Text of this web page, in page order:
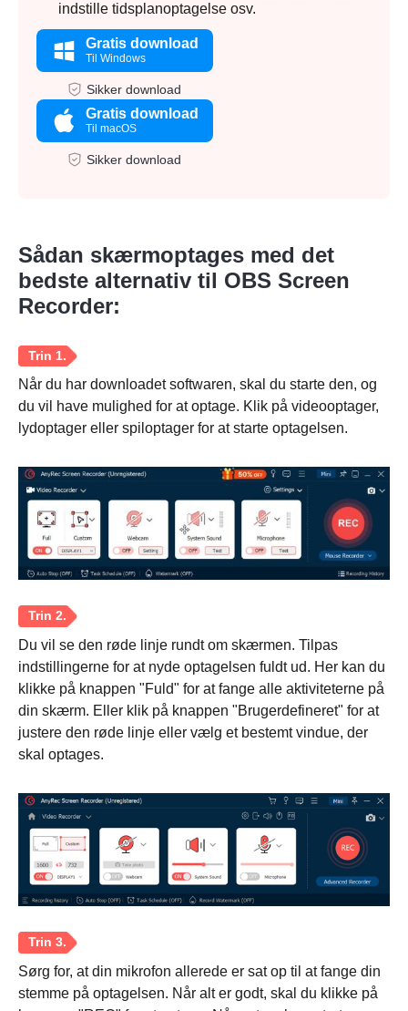
indstille tidsplanoptagelse osv.
Gratis download
Til Windows
Sikker download
Gratis download
Til macOS
Sikker download
Sådan skærmoptages med det
bedste alternativ til OBS Screen
Recorder:
Når du har downloadet softwaren, skal du starte den, og
du vil have mulighed for at optage. Klik på videooptager,
lydoptager eller spiloptager for at starte optagelsen.
Du vil se den røde linje rundt om skærmen. Tilpas
indstillingerne for at nyde optagelsen fuldt ud. Her kan du
klikke på knappen "Fuld" for at fange alle aktiviteterne på
din skærm. Eller klik på knappen "Brugerdefineret" for at
justere den røde linje eller vælg et bestemt vindue, der
skal optages.
Sørg for, at din mikrofon allerede er sat op til at fange din
stemme på optagelsen. Når alt er godt, skal du klikke på